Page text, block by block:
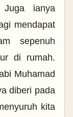
Juga ianya
mendapat
sepenuh
di rumah.
Muhamad
diberi pada
kita